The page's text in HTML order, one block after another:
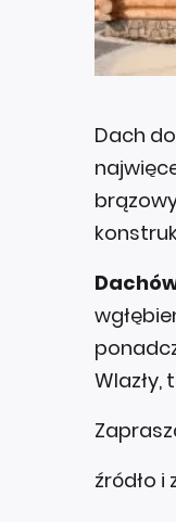
Dach
źródło i